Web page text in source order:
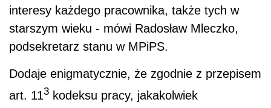
interesy każdego pracownika, także tych w
starszym wieku - mówi Radosław Mleczko,
podsekretarz stanu w MPiPS.
Dodaje enigmatycznie, że zgodnie z przepisem
art. 11 3 kodeksu pracy, jakakolwiek